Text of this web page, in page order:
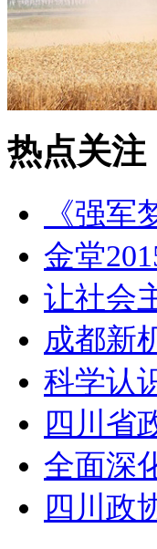
热点关注
《强
金堂
让社会
成都新
科学认
四川省
全面深
四川政